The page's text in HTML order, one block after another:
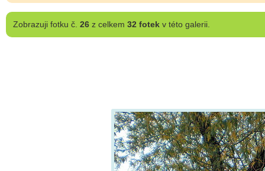
Zobrazujifotku č. 26z celkem 32 fotekv této galerii.